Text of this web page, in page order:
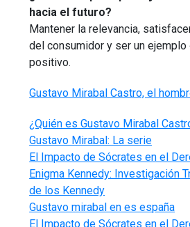
hacia el futuro?
Mantener la relevancia,
del consumidor y ser un ejemplo
positivo.
Gustavo Mirabal Castro, el
¿Quién es Gustavo Mirabal
Gustavo Mirabal: La serie
El Impacto de Sócrates en el
Enigma Kennedy: Investigación
de los Kennedy
Gustavo mirabal en es españa
El Impacto de Sócrates en el